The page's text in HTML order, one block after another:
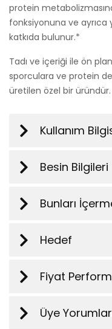
protein
fonksiyonuna ve ayrıca
katkıda bulunur.*
Tadı ve içeriği ile ön
sporculara ve protein
üretilen özel bir üründür.
Kullanım
Besin Bilgileri
Bunları
Hedef
Fiyat
Üye